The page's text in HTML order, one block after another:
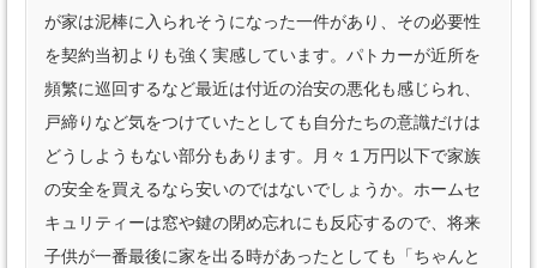
が家は泥棒に入られそうになった一件があり、その必要性
を契約当初よりも強く実感しています。パトカーが近所を
頻繁に巡回するなど最近は付近の治安の悪化も感じられ、
戸締りなど気をつけていたとしても自分たちの意識だけは
どうしようもない部分もあります。月々１万円以下で家族
の安全を買えるなら安いのではないでしょうか。ホームセ
キュリティーは窓や鍵の閉め忘れにも反応するので、将来
子供が一番最後に家を出る時があったとしても「ちゃんと